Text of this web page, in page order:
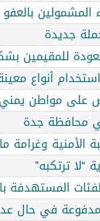
بالعفو
جديدة
للمقيمين
أنواع
على مواطن
محافظة جدة
الأمنية وغرامة
ترتكبه”
المستهدفة
في حال